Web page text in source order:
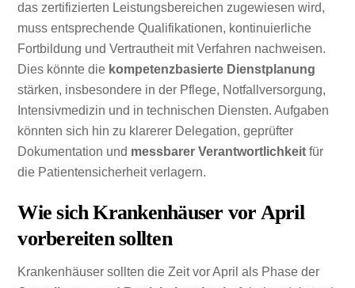
das zertifizierten Leistungsbereichen zugewiesen wird,
muss entsprechende Qualifikationen, kontinuierliche
Fortbildung und Vertrautheit mit Verfahren nachweisen.
Dies könnte die kompetenzbasierte Dienstplanung
stärken, insbesondere in der Pflege, Notfallversorgung,
Intensivmedizin und in technischen Diensten. Aufgaben
könnten sich hin zu klarerer Delegation, geprüfter
Dokumentation und messbarer Verantwortlichkeit für
die Patientensicherheit verlagern.
Wie sich Krankenhäuser vor April
vorbereiten sollten
Krankenhäuser sollten die Zeit vor April als Phase der